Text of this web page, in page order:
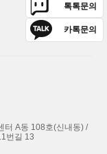
톡톡문의
카톡문의
터 A동 108호(신내동) /
번길 13